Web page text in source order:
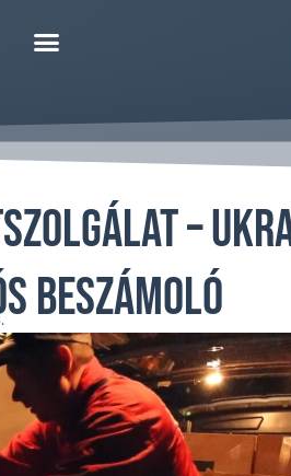
–
beszámoló